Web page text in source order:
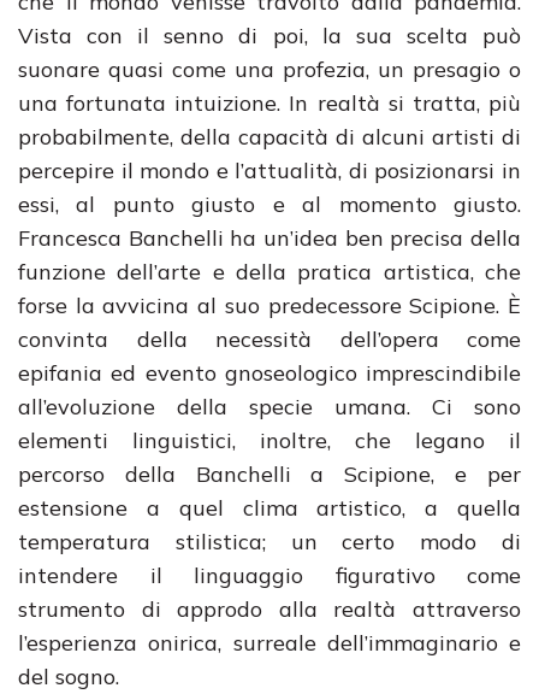
Vista con il senno di poi, la sua scelta può
suonare quasi come una profezia, un presagio o
una fortunata intuizione. In realtà si tratta, più
probabilmente, della capacità di alcuni artisti di
percepire il mondo e l’attualità, di posizionarsi in
essi, al punto giusto e al momento giusto.
Francesca Banchelli ha un’idea ben precisa della
funzione dell’arte e della pratica artistica, che
forse la avvicina al suo predecessore Scipione. È
convinta della necessità dell’opera come
epifania ed evento gnoseologico imprescindibile
all’evoluzione della specie umana. Ci sono
elementi linguistici, inoltre, che legano il
percorso della Banchelli a Scipione, e per
estensione a quel clima artistico, a quella
temperatura stilistica; un certo modo di
intendere il linguaggio figurativo come
strumento di approdo alla realtà attraverso
l’esperienza onirica, surreale dell’immaginario e
del sogno.